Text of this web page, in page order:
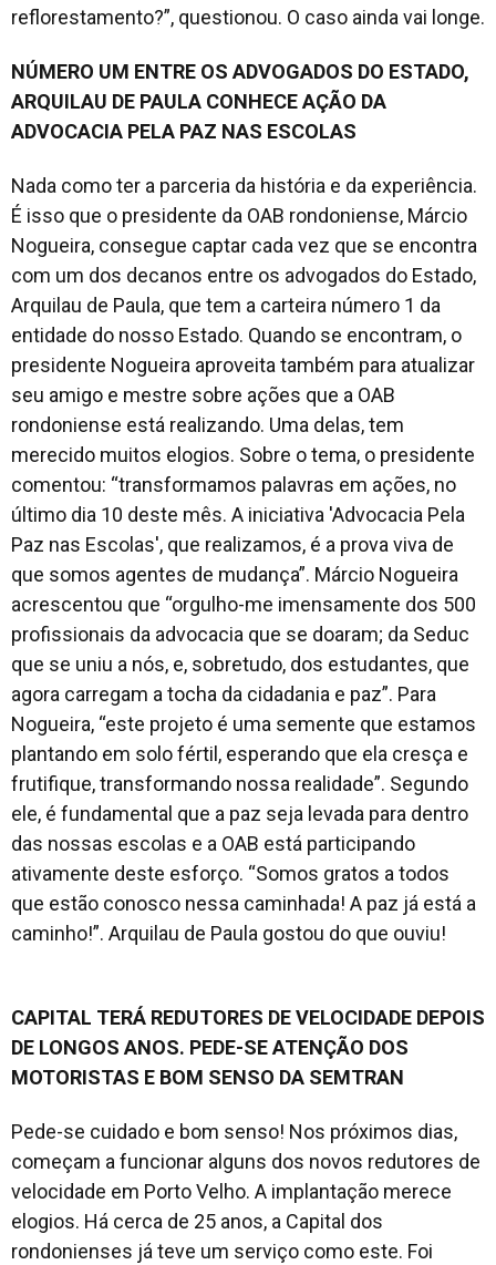
reflorestamento?”, questionou. O caso ainda vai longe.
NÚMERO UM ENTRE OS ADVOGADOS DO ESTADO,
ARQUILAU DE PAULA CONHECE AÇÃO DA
ADVOCACIA PELA PAZ NAS ESCOLAS
Nada como ter a parceria da história e da experiência.
É isso que o presidente da OAB rondoniense, Márcio
Nogueira, consegue captar cada vez que se encontra
com um dos decanos entre os advogados do Estado,
Arquilau de Paula, que tem a carteira número 1 da
entidade do nosso Estado. Quando se encontram, o
presidente Nogueira aproveita também para atualizar
seu amigo e mestre sobre ações que a OAB
rondoniense está realizando. Uma delas, tem
merecido muitos elogios. Sobre o tema, o presidente
comentou: “transformamos palavras em ações, no
último dia 10 deste mês. A iniciativa 'Advocacia Pela
Paz nas Escolas', que realizamos, é a prova viva de
que somos agentes de mudança”. Márcio Nogueira
acrescentou que “orgulho-me imensamente dos 500
profissionais da advocacia que se doaram; da Seduc
que se uniu a nós, e, sobretudo, dos estudantes, que
agora carregam a tocha da cidadania e paz”. Para
Nogueira, “este projeto é uma semente que estamos
plantando em solo fértil, esperando que ela cresça e
frutifique, transformando nossa realidade”. Segundo
ele, é fundamental que a paz seja levada para dentro
das nossas escolas e a OAB está participando
ativamente deste esforço. “Somos gratos a todos
que estão conosco nessa caminhada! A paz já está a
caminho!”. Arquilau de Paula gostou do que ouviu!
CAPITAL TERÁ REDUTORES DE VELOCIDADE DEPOIS
DE LONGOS ANOS. PEDE-SE ATENÇÃO DOS
MOTORISTAS E BOM SENSO DA SEMTRAN
Pede-se cuidado e bom senso! Nos próximos dias,
começam a funcionar alguns dos novos redutores de
velocidade em Porto Velho. A implantação merece
elogios. Há cerca de 25 anos, a Capital dos
rondonienses já teve um serviço como este. Foi